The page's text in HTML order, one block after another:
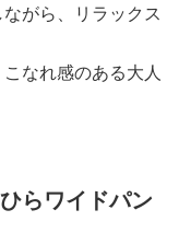
がら、リラックス
なれ感のある大人
らワイドパン